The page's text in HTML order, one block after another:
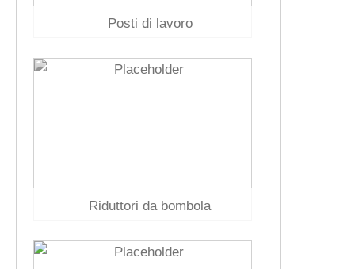
Posti di lavoro
Riduttori da bombola